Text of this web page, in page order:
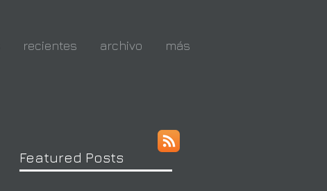
recientes archivo más
Featured Posts